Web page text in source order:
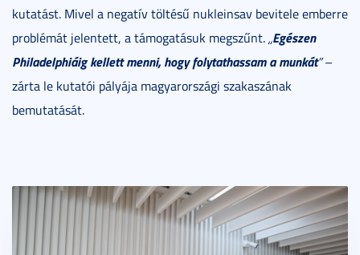
kutatást. Mivel a negatív töltésű nukleinsav bevitele emberre
problémát jelentett, a támogatásuk megszűnt.„Egészen
Philadelphiáig kellett menni, hogy folytathassam a munkát”–
zárta le kutatói pályája magyarországi szakaszának
bemutatását.